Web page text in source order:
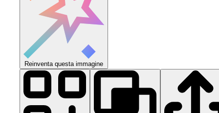
Reinventa questa immagine